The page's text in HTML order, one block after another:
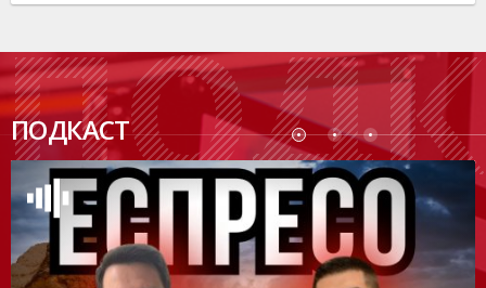
ПОДКАСТ
ПОДК